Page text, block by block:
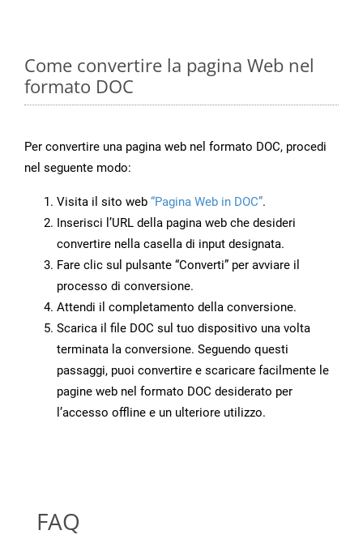
Come convertire la pagina Web nel
formato DOC
Per convertire una pagina web nel formato DOC, procedi
nel seguente modo:
Visita il sito web “Pagina Web in DOC”.
Inserisci l’URL della pagina web che desideri
convertire nella casella di input designata.
Fare clic sul pulsante “Converti” per avviare il
processo di conversione.
Attendi il completamento della conversione.
Scarica il file DOC sul tuo dispositivo una volta
terminata la conversione. Seguendo questi
passaggi, puoi convertire e scaricare facilmente le
pagine web nel formato DOC desiderato per
l’accesso offline e un ulteriore utilizzo.
FAQ